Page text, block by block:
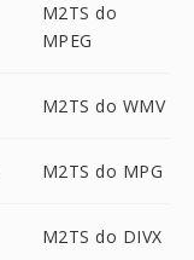
M2TS do
MPEG
M2TS do WMV
M2TS do MPG
M2TS do DIVX